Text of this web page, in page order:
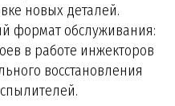
новых деталей.
формат обслуживания:
в работе инжекторов
восстановления